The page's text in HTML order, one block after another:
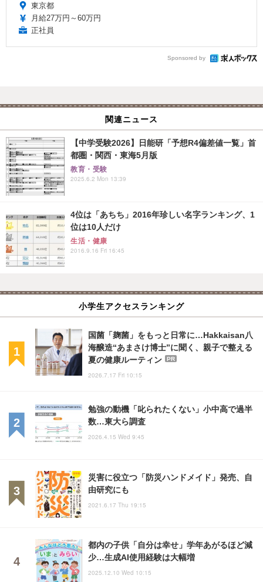
東京都
月給27万円～60万円
正社員
Sponsored by
関連ニュース
【中学受験2026】日能研「予想R4偏差値一覧」首
都圏・関西・東海5月版
教育・受験
2025.6.2 Mon 13:39
4位は「あちち」2016年珍しい名字ランキング、1
位は10人だけ
生活・健康
2016.9.16 Fri 16:45
小学生アクセスランキング
国菌「麹菌」をもっと日常に…Hakkaisan八
海醸造“あまさけ博士”に聞く、親子で整える
夏の健康ルーティン
PR
2026.7.17 Fri 10:15
勉強の動機「叱られたくない」小中高で過半
数…東大ら調査
2026.4.15 Wed 9:45
災害に役立つ「防災ハンドメイド」発売、自
由研究にも
2021.6.17 Thu 19:15
都内の子供「自分は幸せ」学年あがるほど減
少…生成AI使用経験は大幅増
2025.12.10 Wed 10:15